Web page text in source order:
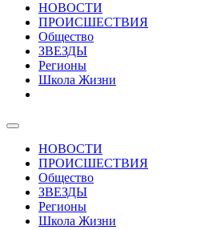
НОВОСТИ
ПРОИСШЕСТВИЯ
Общество
ЗВЕЗДЫ
Регионы
Школа Жизни
НОВОСТИ
ПРОИСШЕСТВИЯ
Общество
ЗВЕЗДЫ
Регионы
Школа Жизни